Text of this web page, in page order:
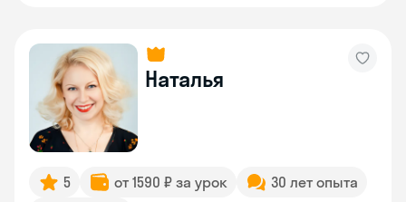
Наталья
5 от 1590 ₽ за урок
30 лет опыта